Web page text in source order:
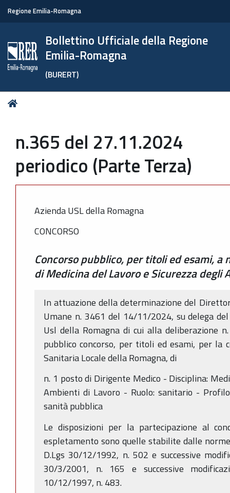
Regione Emilia-Romagna
Bollettino Ufficiale della Regione
Emilia-Romagna
(BURERT)
Tu
n.365 del 27.11.2024
periodico (Parte Terza)
Azienda USL della Romagna
CONCORSO
Concorso pubblico, per titoli ed esami, a
di Medicina del Lavoro e Sicurezza degli
In attuazione della determinazione del
Umane n. 3461 del 14/11/2024, su delega
Usl della Romagna di cui alla deliberazione
pubblico concorso, per titoli ed esami, per la
Sanitaria Locale della Romagna, di
n. 1 posto di Dirigente Medico - Disciplina:
Ambienti di Lavoro - Ruolo: sanitario -
sanità pubblica
Le disposizioni per la partecipazione al
espletamento sono quelle stabilite dalle
D.Lgs 30/12/1992, n. 502 e successive
30/3/2001, n. 165 e successive
10/12/1997, n. 483.